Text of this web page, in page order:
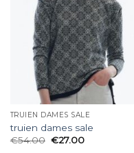
TRUIEN DAMES SALE
truien dames sale
€54.00 €27.00